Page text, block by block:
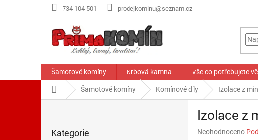
na
734 104 501 prodejkominu@seznam.cz
Šamotové komíny Krbová kamna Vše co potřebujete
Domů Šamotové komíny Komínové díly Izolace z
kategorie
Kategorie
Izolace z
Průměrné
Neohodnoceno